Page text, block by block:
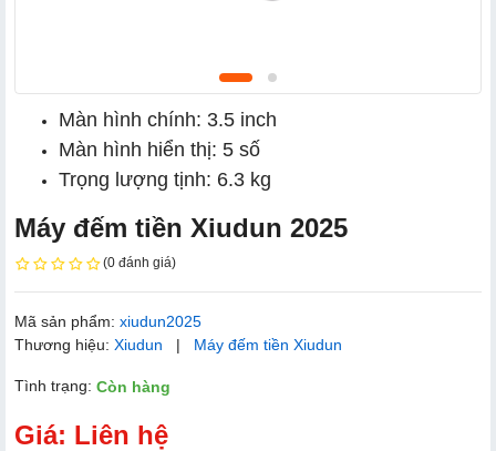
Màn hình chính: 3.5 inch
Màn hình hiển thị: 5 số
Trọng lượng tịnh: 6.3 kg
Máy đếm tiền Xiudun 2025
(0 đánh giá)
Mã sản phẩm: xiudun2025
Thương hiệu: Xiudun | Máy đếm tiền Xiudun
Tình trạng: Còn hàng
Giá: Liên hệ